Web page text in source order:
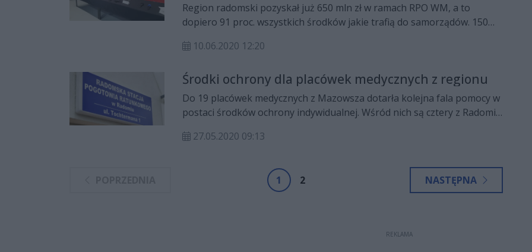
Region radomski pozyskał już 650 mln zł w ramach RPO WM, a to
dopiero 91 proc. wszystkich środków jakie trafią do samorządów. 150
epidemii.
10.06.2020 12:20
Środki ochrony dla placówek medycznych z regionu
Do 19 placówek medycznych z Mazowsza dotarła kolejna fala pomocy w
postaci środków ochrony indywidualnej. Wśród nich są cztery z Radomia
27.05.2020 09:13
1 2 NASTĘPNA
REKLAMA